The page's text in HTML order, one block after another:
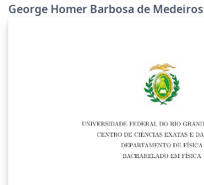
George Homer Barbosa de Medeiros